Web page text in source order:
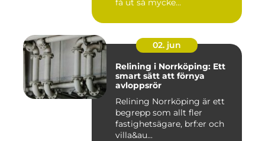
få ut så mycke...
02. jun
Relining i Norrköping: Ett
smart sätt att förnya
avloppsrör
Relining Norrköping är ett
begrepp som allt fler
fastighetsägare, brf:er och
villa&au...